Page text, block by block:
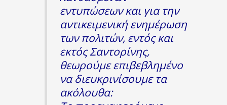
εντυπώσεων και για την
αντικειμενική ενημέρωση
των πολιτών, εντός και
εκτός Σαντορίνης,
θεωρούμε επιβεβλημένο
να διευκρινίσουμε τα
ακόλουθα: